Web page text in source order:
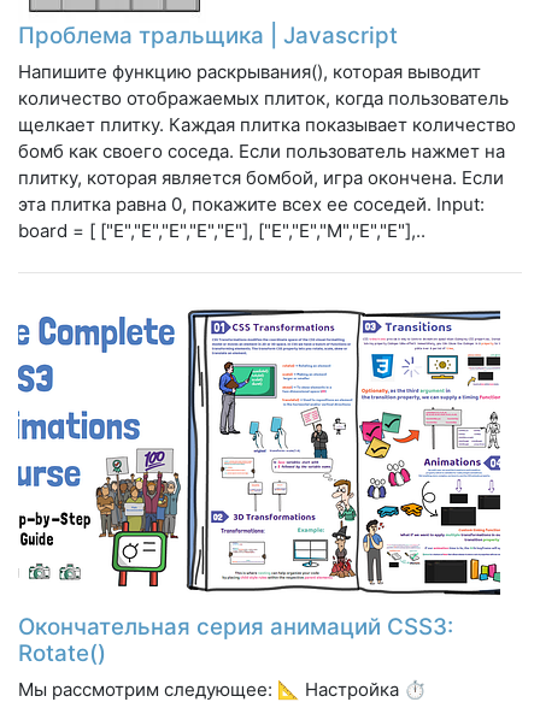
Проблема тральщика | Javascript
Напишите функцию раскрывания(), которая выводит
количество отображаемых плиток, когда пользователь
щелкает плитку. Каждая плитка показывает количество
бомб как своего соседа. Если пользователь нажмет на
плитку, которая является бомбой, игра окончена. Если
эта плитка равна 0, покажите всех ее соседей. Input:
board = [ ["E","E","E","E","E"], ["E","E","M","E","E"],..
Окончательная серия анимаций CSS3:
Rotate()
Мы рассмотрим следующее: 📐 Настройка ⏱